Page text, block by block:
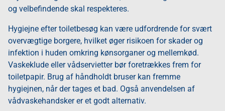
og velbefindende skal respekteres.
Hygiejne efter toiletbesøg kan være udfordrende for svært
overvægtige borgere, hvilket øger risikoen for skader og
infektion i huden omkring kønsorganer og mellemkød.
Vaskeklude eller vådservietter bør foretrækkes frem for
toiletpapir. Brug af håndholdt bruser kan fremme
hygiejnen, når der tages et bad. Også anvendelsen af
vådvaskehandsker er et godt alternativ.